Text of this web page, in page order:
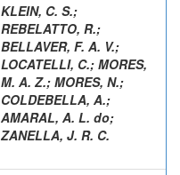
KLEIN, C. S.;
REBELATTO, R.;
BELLAVER, F. A. V.;
LOCATELLI, C.; MORES,
M. A. Z.; MORES, N.;
COLDEBELLA, A.;
AMARAL, A. L. do;
ZANELLA, J. R. C.